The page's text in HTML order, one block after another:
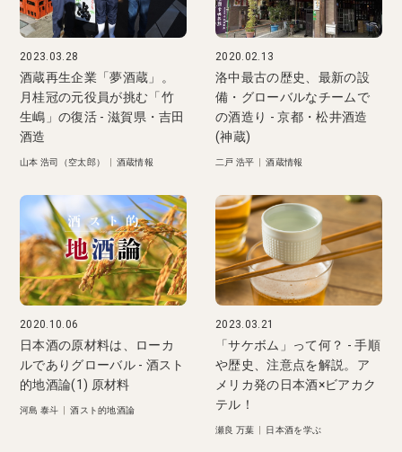
2023.03.28
酒蔵再生企業「夢酒蔵」。
月桂冠の元役員が挑む「竹
生嶋」の復活 - 滋賀県・吉田
酒造
山本 浩司（空太郎） 酒蔵情報
2020.02.13
洛中最古の歴史、最新の設
備・グローバルなチームで
の酒造り - 京都・松井酒造
(神蔵)
二戸 浩平 |酒蔵情報
2020.10.06
日本酒の原材料は、ローカ
ルでありグローバル - 酒スト
的地酒論(1) 原材料
河島 泰斗 |酒スト的地酒論
2023.03.21
「サケボム」って何？ - 手順
や歴史、注意点を解説。ア
メリカ発の日本酒×ビアカク
テル！
瀬良 万葉 日本酒を学ぶ